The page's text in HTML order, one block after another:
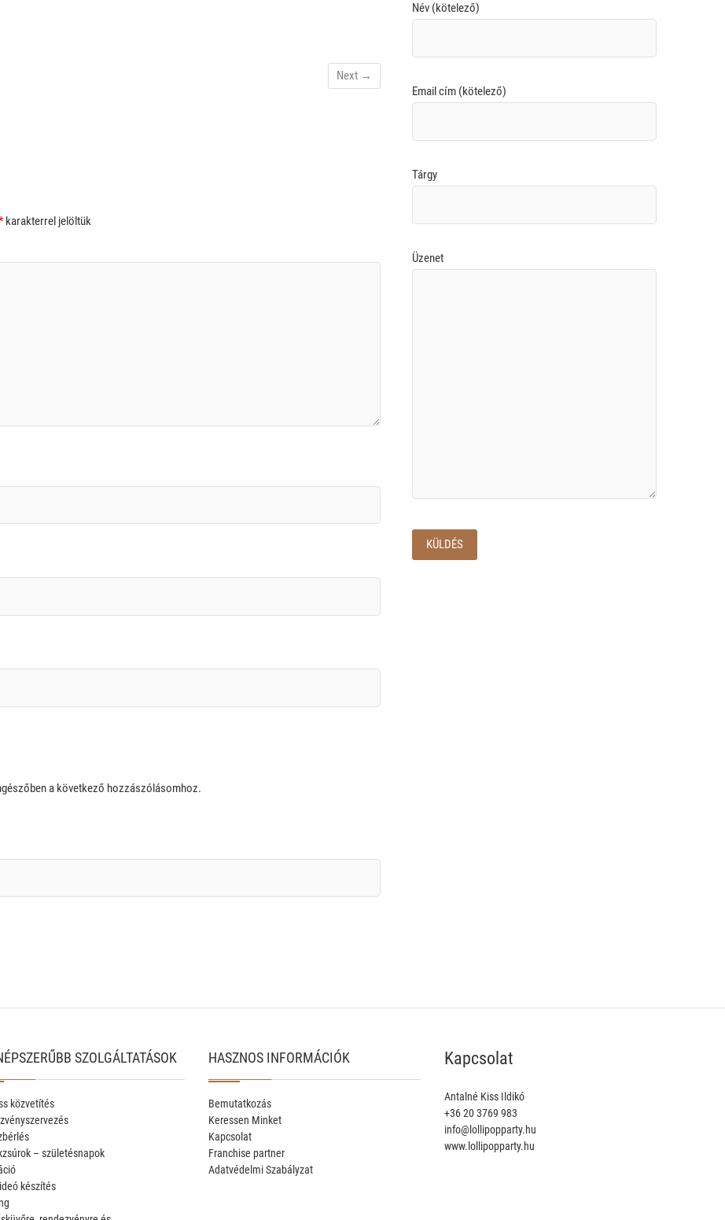
Next →
karakterrel jelöltük
a következő hozzászólásomhoz.
Név (kötelező)
Email cím (kötelező)
Tárgy
Üzenet
SZOLGÁLTATÁSOK
közvetítés
– születésnapok
készítés
HASZNOS INFORMÁCIÓK
Bemutatkozás
Keressen Minket
Kapcsolat
Franchise partner
Adatvédelmi Szabályzat
Kapcsolat
Antalné Kiss Ildikó
+36 20 3769 983
info@lollipopparty.hu
www.lollipopparty.hu